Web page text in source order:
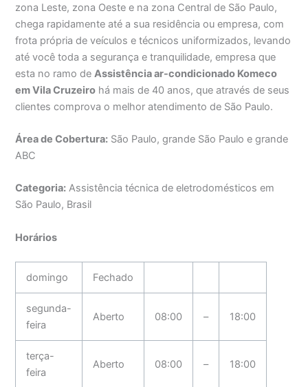
zona Leste, zona Oeste e na zona Central de São Paulo,
chega rapidamente até a sua residência ou empresa, com
frota própria de veículos e técnicos uniformizados, levando
até você toda a segurança e tranquilidade, empresa que
esta no ramo deAssistência ar-condicionado Komeco
em Vila Cruzeiro há mais de 40 anos, que através de seus
clientes comprova o melhor atendimento de São Paulo.
Área de Cobertura: São Paulo, grande São Paulo e grande
ABC
Categoria: Assistência técnica de eletrodomésticos em
São Paulo, Brasil
Horários
domingo Fechado
segunda-
feira
Aberto 08:00 – 18:00
terça-
feira
Aberto 08:00 – 18:00